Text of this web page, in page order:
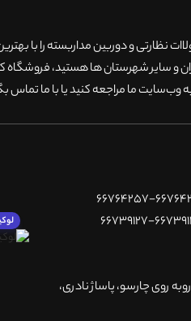
فروش محصولاات نظارتی و دوربین
و سایر شهرستان ها هستید، فروشگاه
ما مراجعه کنید یا با ما تماس
روی چارسو، پاساژ نادری،